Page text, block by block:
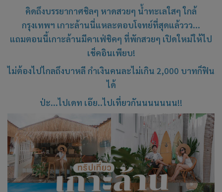
คิดถึงบรรยากาศชิลๆ หาดสวยๆ น้ำทะเลใสๆ ใกล้
กรุงเทพฯ เกาะล้านนี่แหละตอบโจทย์ที่สุดแล้ววว...
แถมตอนนี้เกาะล้านมีคาเฟ่ชิคๆ ที่พักสวยๆ เปิดใหม่ให้ไป
เช็คอินเพียบ!
ไม่ต้องไปไกลถึงบาหลี กำเงินคนละไม่เกิน 2,000 บาทก็ฟิน
ได้
ป่ะ...ไปเดท เอ๊ย..ไปเที่ยวกันนนนนนน!!